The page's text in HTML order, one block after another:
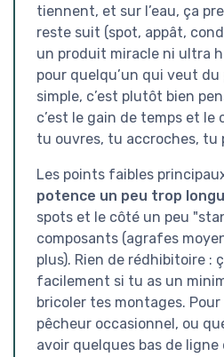
tiennent, et sur l’eau, ça
reste suit (spot, appât,
un produit miracle ni ultra
pour quelqu’un qui veut
simple, c’est plutôt bien
c’est le gain de temps et
tu ouvres, tu accroches, tu
Les points faibles
potence un peu trop
spots et le côté un peu
composants (agrafes
plus). Rien de rédhibitoire :
facilement si tu as un
bricoler tes montages.
pêcheur occasionnel, ou
avoir quelques bas de ligne